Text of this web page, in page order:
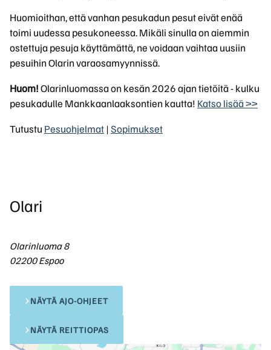
Huomioithan, että vanhan pesukadun pesut eivät enää
toimi uudessa pesukoneessa. Mikäli sinulla on aiemmin
ostettuja pesuja käyttämättä, ne voidaan vaihtaa uusiin
pesuihin Olarin varaosamyynnissä.
Huom!Olarinluomassa on kesän 2026 ajan tietöitä - kulku
pesukadulle Mankkaanlaaksontien kautta! Katso lisää >>
Tutustu Pesuohjelmat |Sopimukset
Olari
Olarinluoma 8
02200 Espoo
NÄYTÄ AJO-OHJEET
NÄYTÄ REITTIOPAS